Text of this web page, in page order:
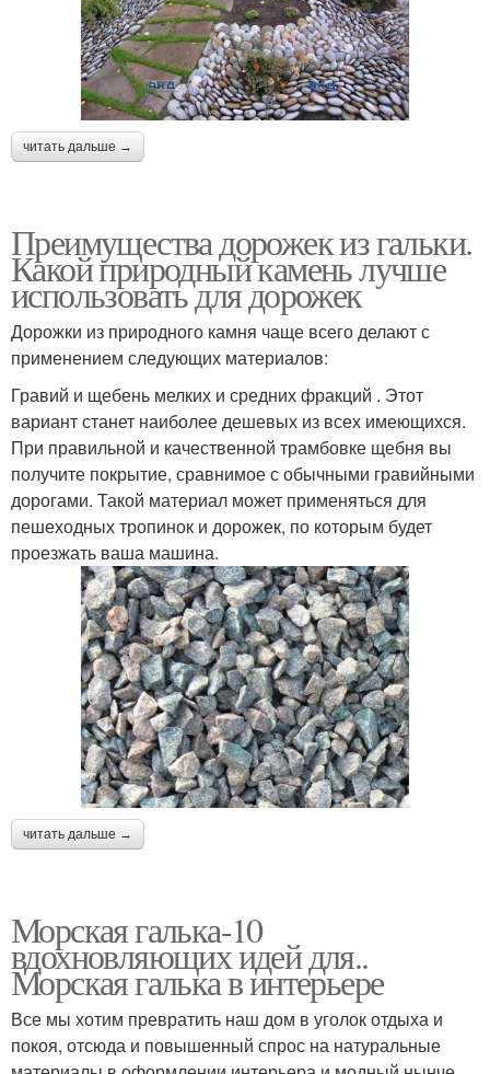
читать дальше →
Преимущества дорожек из гальки.
Какой природный камень лучше
использовать для дорожек
Дорожки из природного камня чаще всего делают с
применением следующих материалов:
Гравий и щебень мелких и средних фракций . Этот
вариант станет наиболее дешевых из всех имеющихся.
При правильной и качественной трамбовке щебня вы
получите покрытие, сравнимое с обычными гравийными
дорогами. Такой материал может применяться для
пешеходных тропинок и дорожек, по которым будет
проезжать ваша машина.
читать дальше →
Морская галька-10
вдохновляющих идей для..
Морская галька в интерьере
Все мы хотим превратить наш дом в уголок отдыха и
покоя, отсюда и повышенный спрос на натуральные